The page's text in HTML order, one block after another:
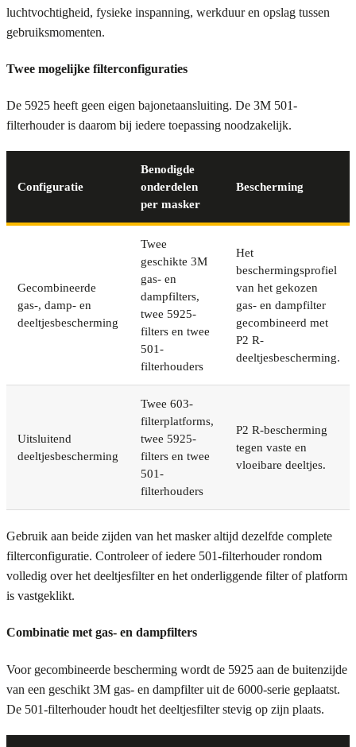
luchtvochtigheid, fysieke inspanning, werkduur en opslag tussen
gebruiksmomenten.
Twee mogelijke filterconfiguraties
De 5925 heeft geen eigen bajonetaansluiting. De 3M 501-
filterhouder is daarom bij iedere toepassing noodzakelijk.
Configuratie
Benodigde
onderdelen
per masker
Bescherming
Gecombineerde
gas-, damp- en
deeltjesbescherming
Twee
geschikte 3M
gas- en
dampfilters,
twee 5925-
filters en twee
501-
filterhouders
Het
beschermingsprofiel
van het gekozen
gas- en dampfilter
gecombineerd met
P2 R-
deeltjesbescherming.
Uitsluitend
deeltjesbescherming
Twee 603-
filterplatforms,
twee 5925-
filters en twee
501-
filterhouders
P2 R-bescherming
tegen vaste en
vloeibare deeltjes.
Gebruik aan beide zijden van het masker altijd dezelfde complete
filterconfiguratie. Controleer of iedere 501-filterhouder rondom
volledig over het deeltjesfilter en het onderliggende filter of platform
is vastgeklikt.
Combinatie met gas- en dampfilters
Voor gecombineerde bescherming wordt de 5925 aan de buitenzijde
van een geschikt 3M gas- en dampfilter uit de 6000-serie geplaatst.
De 501-filterhouder houdt het deeltjesfilter stevig op zijn plaats.